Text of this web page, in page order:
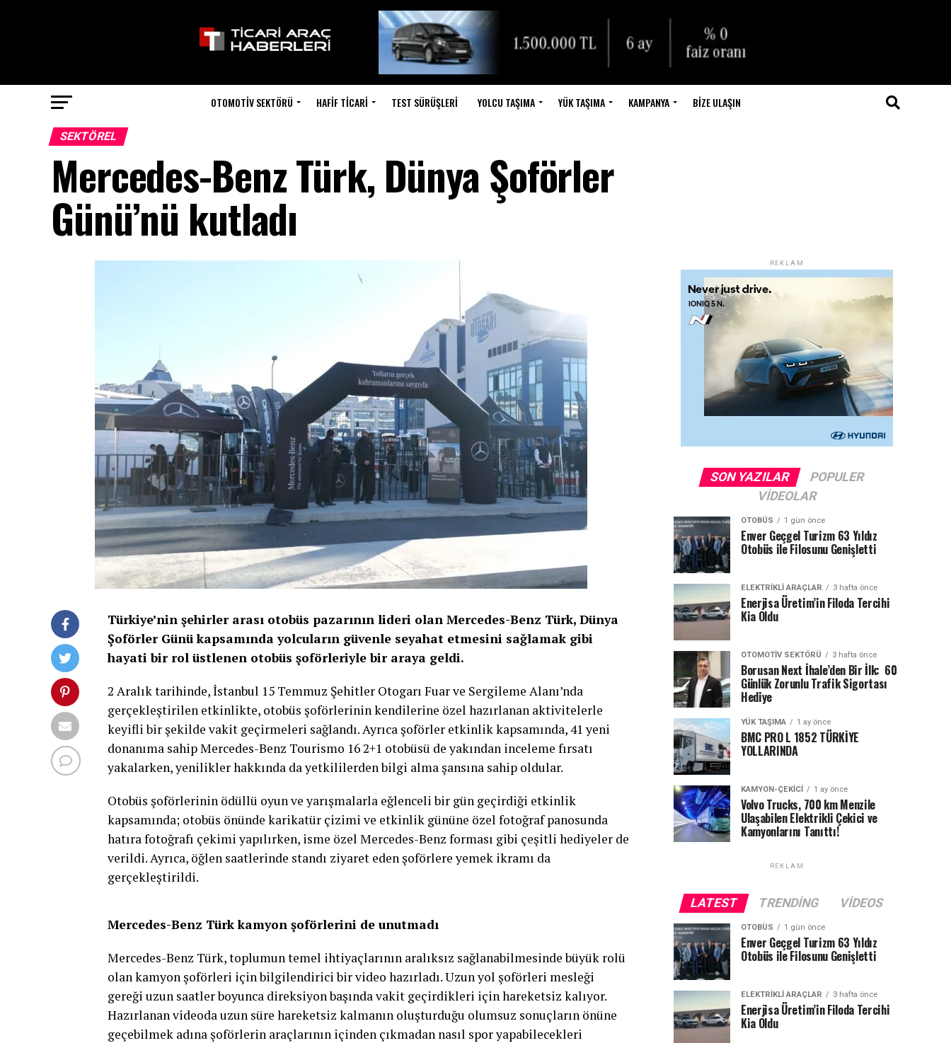
OTOMOTIV SEKTÖRÜ HAFIF TICARI TEST SÜRÜŞLERI YOLCU TAŞIMA YÜK TAŞIMA KAMPANYA BIZE ULAŞIN
SEKTÖREL
Mercedes-Benz Türk, Dünya Şoförler
Günü’nü kutladı
Türkiye’nin şehirler arası otobüs pazarının lideri olan Mercedes-Benz Türk, Dünya
Şoförler Günü kapsamında yolcuların güvenle seyahat etmesini sağlamak gibi
hayati bir rol üstlenen otobüs şoförleriyle bir araya geldi.
2 Aralık tarihinde, İstanbul 15 Temmuz Şehitler Otogarı Fuar ve Sergileme Alanı’nda
gerçekleştirilen etkinlikte, otobüs şoförlerinin kendilerine özel hazırlanan aktivitelerle
keyifli bir şekilde vakit geçirmeleri sağlandı. Ayrıca şoförler etkinlik kapsamında, 41 yeni
donanıma sahip Mercedes-Benz Tourismo 16 2+1 otobüsü de yakından inceleme fırsatı
yakalarken, yenilikler hakkında da yetkililerden bilgi alma şansına sahip oldular.
Otobüs şoförlerinin ödüllü oyun ve yarışmalarla eğlenceli bir gün geçirdiği etkinlik
kapsamında; otobüs önünde karikatür çizimi ve etkinlik gününe özel fotoğraf panosunda
hatıra fotoğrafı çekimi yapılırken, isme özel Mercedes-Benz forması gibi çeşitli hediyeler de
verildi. Ayrıca, öğlen saatlerinde standı ziyaret eden şoförlere yemek ikramı da
gerçekleştirildi.
Mercedes-Benz Türk kamyon şoförlerini de unutmadı
Mercedes-Benz Türk, toplumun temel ihtiyaçlarının aralıksız sağlanabilmesinde büyük rolü
olan kamyon şoförleri için bilgilendirici bir video hazırladı. Uzun yol şoförleri mesleği
gereği uzun saatler boyunca direksiyon başında vakit geçirdikleri için hareketsiz kalıyor.
Hazırlanan videoda uzun süre hareketsiz kalmanın oluşturduğu olumsuz sonuçların önüne
geçebilmek adına şoförlerin araçlarının içinden çıkmadan nasıl spor yapabilecekleri
REKLAM
SON YAZILAR
POPULER
VIDEOLAR
OTOBÜS 1 gün önce
Enver Geçgel Turizm 63 Yıldız
Otobüs ile Filosunu Genişletti
ELEKTRIKLI ARAÇLAR 3 hafta önce
Enerjisa Üretim’in Filoda Tercihi
Kia Oldu
OTOMOTIV SEKTÖRÜ 3 hafta önce
Borusan Next İhale’den Bir İlk: 60
Günlük Zorunlu Trafik Sigortası
Hediye
YÜK TAŞIMA 1 ay önce
BMC PRO L 1852 TÜRKİYE
YOLLARINDA
KAMYON-ÇEKICI 1 ay önce
Volvo Trucks, 700 km Menzile
Ulaşabilen Elektrikli Çekici ve
Kamyonlarını Tanıttı!
REKLAM
LATEST TRENDING VIDEOS
OTOBÜS 1 gün önce
Enver Geçgel Turizm 63 Yıldız
Otobüs ile Filosunu Genişletti
ELEKTRIKLI ARAÇLAR 3 hafta önce
Enerjisa Üretim’in Filoda Tercihi
Kia Oldu